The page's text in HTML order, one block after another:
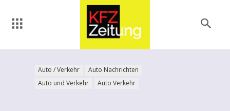
Auto / Verkehr
Auto Nachrichten
Auto und Verkehr
Auto Verkehr